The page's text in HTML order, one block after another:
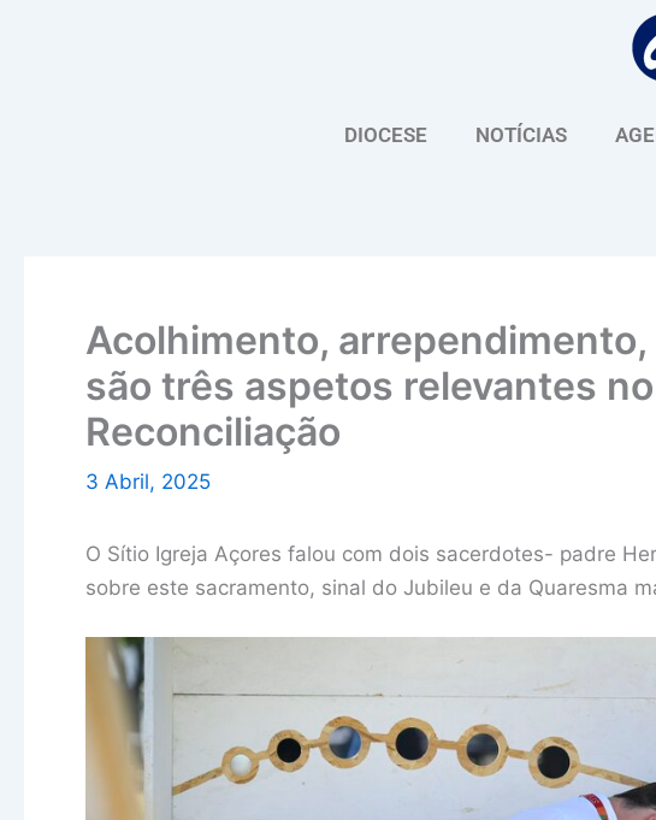
DIOCESE NOTÍCIAS
Acolhimento,
são três aspetos relevantes
Reconciliação
3 Abril, 2025
O Sítio Igreja Açores falou com dois sacerdotes- padre
sobre este sacramento, sinal do Jubileu e da Quaresma